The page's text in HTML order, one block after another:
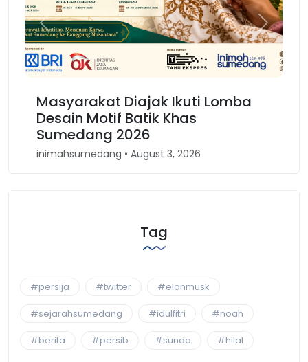
Masyarakat Diajak Ikuti Lomba
Desain Motif Batik Khas
Sumedang 2026
inimahsumedang • August 3, 2026
Previous Next
Tag
#persija #twitter #elonmusk
#sejarahsumedang #idulfitri #noah
#berita #persib #sunda #hilal